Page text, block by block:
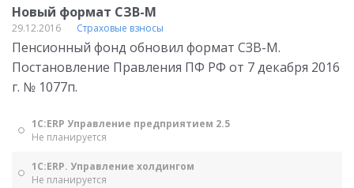
Новый формат СЗВ-М
29.12.2016 Страховые взносы
Пенсионный фонд обновил формат СЗВ-М.
Постановление Правления ПФ РФ от 7 декабря 2016
г. № 1077п.
1С:ERP Управление предприятием 2.5
Не планируется
1С:ERP. Управление холдингом
Не планируется